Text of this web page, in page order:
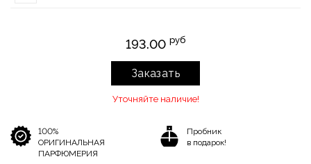
193.00 руб
Заказать
Уточняйте наличие!
100%
ОРИГИНАЛЬНАЯ
ПАРФЮМЕРИЯ
Пробник
в подарок!